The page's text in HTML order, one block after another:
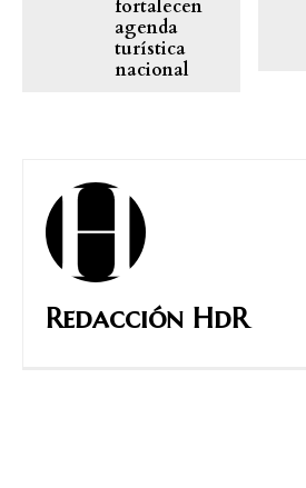
fortalecen
agenda
turística
nacional
Redacción HdR